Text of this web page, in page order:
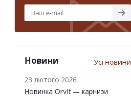
Новини Усі новини
23 лютого 2026
Новинка Orvit — карнизи